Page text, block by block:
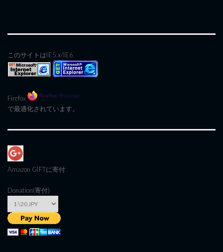
このサイトはIE5.x/IE6
Firefox
で最適化されています。
Amazon GIFTに寄付
Donation(寄付)